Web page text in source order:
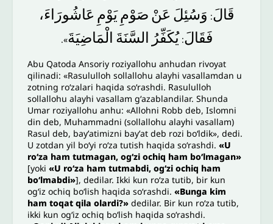
قَالَ: وَسُئِلَ عَنْ صَوْمِيَوْمِ عَاشُورَاءَ،
فَقَالَ: يُكَفِّرُ السَّنَةَ الْمَاضِيَةَ».
Abu Qatoda Ansoriy roziyallohu anhudan rivoyat
qilinadi: «Rasululloh sollallohu alayhi vasallamdan u
zotning roʻzalari haqida soʻrashdi. Rasululloh
sollallohu alayhi vasallam gʻazablandilar. Shunda
Umar roziyallohu anhu: «Allohni Robb deb, Islomni
din deb, Muhammadni (sollallohu alayhi vasallam)
Rasul deb, bayʼatimizni bayʼat deb rozi boʻldik», dedi.
U zotdan yil boʻyi roʻza tutish haqida soʻrashdi.«U
roʻza ham tutmagan, ogʻzi ochiq ham boʻlmagan»
[yoki«U roʻza ham tutmabdi, ogʻzi ochiq ham
boʻlmabdi»], dedilar. Ikki kun roʻza tutib, bir kun
ogʻiz ochiq boʻlish haqida soʻrashdi.«Bunga kim
ham toqat qila olardi?» dedilar. Bir kun roʻza tutib,
ikki kun ogʻiz ochiq boʻlish haqida soʻrashdi.